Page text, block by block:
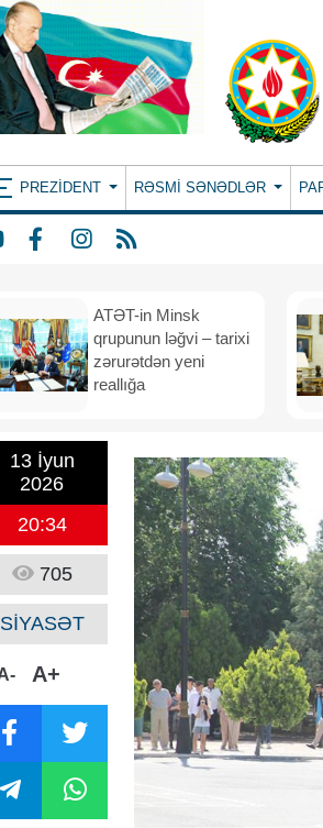
PREZIDENT RƏSMI SƏNƏDLƏR
ATƏT-in Minsk
qrupunun ləğvi – tarixi
zərurətdən yeni
reallığa
13 İyun
2026
20:34
705
SİYASƏT
A+